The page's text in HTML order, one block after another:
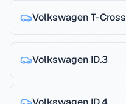
VolkswagenT-Cross
Volkswagen ID.3